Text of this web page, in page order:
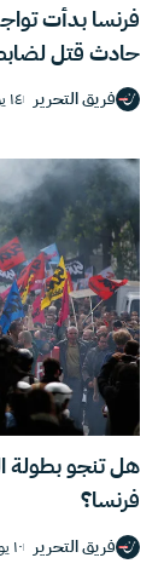
فرنسا بدأت
حادث قتل لضابط
فريق التحرير ١٤ يونيو ,٢٠١٦
هل تنجو بطولة
فرنسا؟
فريق التحرير ١٠ يونيو ,٢٠١٦